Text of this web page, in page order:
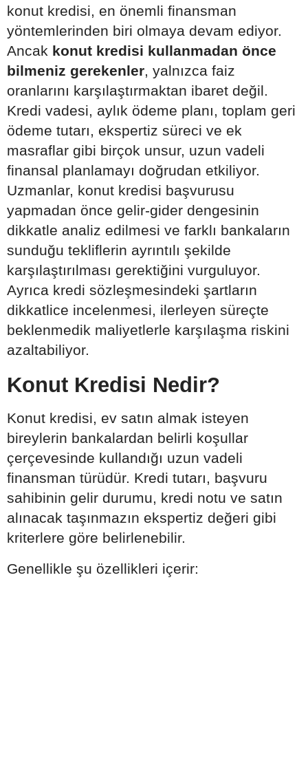
konut kredisi, en önemli finansman
yöntemlerinden biri olmaya devam ediyor.
Ancak konut kredisi kullanmadan önce
bilmeniz gerekenler, yalnızca faiz
oranlarını karşılaştırmaktan ibaret değil.
Kredi vadesi, aylık ödeme planı, toplam geri
ödeme tutarı, ekspertiz süreci ve ek
masraflar gibi birçok unsur, uzun vadeli
finansal planlamayı doğrudan etkiliyor.
Uzmanlar, konut kredisi başvurusu
yapmadan önce gelir-gider dengesinin
dikkatle analiz edilmesi ve farklı bankaların
sunduğu tekliflerin ayrıntılı şekilde
karşılaştırılması gerektiğini vurguluyor.
Ayrıca kredi sözleşmesindeki şartların
dikkatlice incelenmesi, ilerleyen süreçte
beklenmedik maliyetlerle karşılaşma riskini
azaltabiliyor.
Konut Kredisi Nedir?
Konut kredisi, ev satın almak isteyen
bireylerin bankalardan belirli koşullar
çerçevesinde kullandığı uzun vadeli
finansman türüdür. Kredi tutarı, başvuru
sahibinin gelir durumu, kredi notu ve satın
alınacak taşınmazın ekspertiz değeri gibi
kriterlere göre belirlenebilir.
Genellikle şu özellikleri içerir: